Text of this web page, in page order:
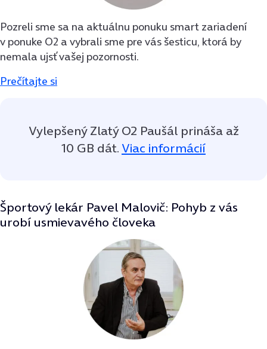
Pozreli sme sa na aktuálnu ponuku smart zariadení
v ponuke O2 a vybrali sme pre vás šesticu, ktorá by
nemala ujsť vašej pozornosti.
Prečítajte si
Vylepšený Zlatý O2 Paušál prináša až
10 GB dát. Viac informácií
Športový lekár Pavel Malovič: Pohyb z vás
urobí usmievavého človeka